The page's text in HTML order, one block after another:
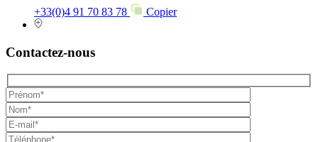
+33(0)4 91 70 83 78 Copier
Contactez-nous